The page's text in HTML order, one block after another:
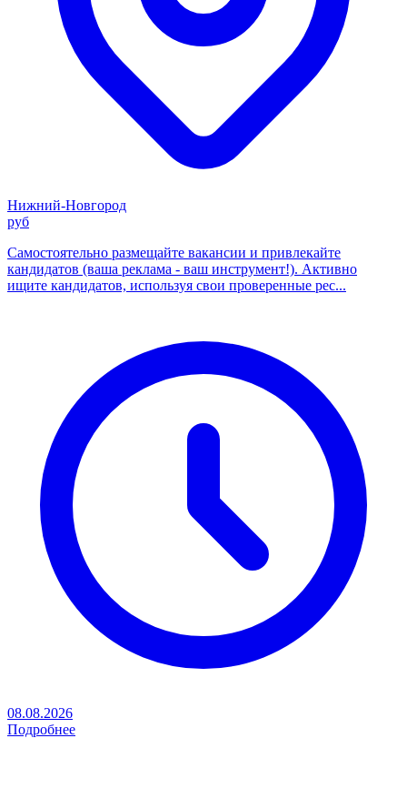
Нижний-Новгород
руб
Самостоятельно размещайте вакансии и привлекайте
кандидатов (ваша реклама - ваш инструмент!). Активно
ищите кандидатов, используя свои проверенные рес...
08.08.2026
Подробнее